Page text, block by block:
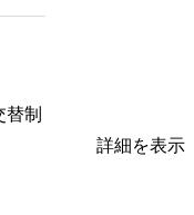
制
詳細を表示